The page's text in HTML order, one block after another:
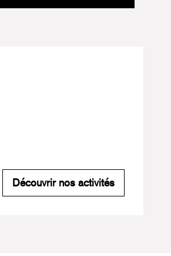
Découvrir nos activitésPratiques